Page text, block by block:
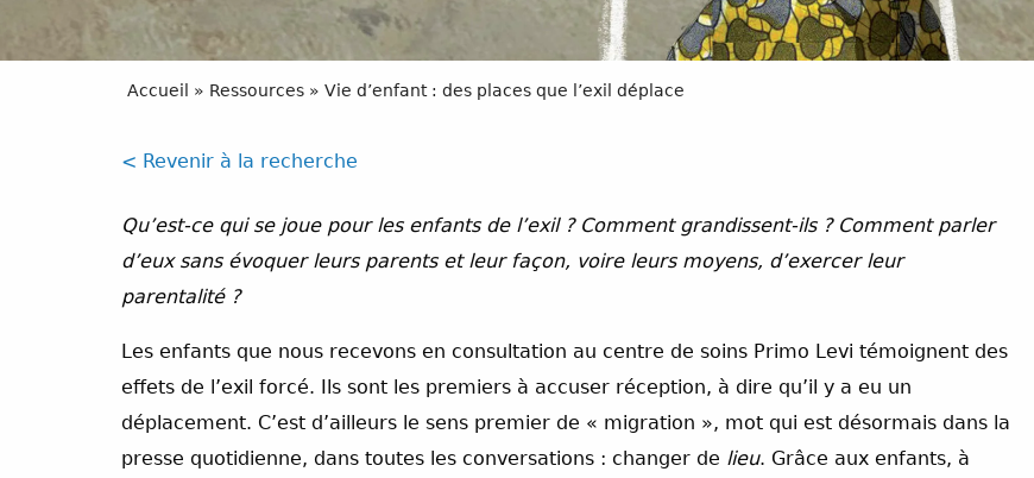
Accueil » Ressources » Vie d’enfant : des places que l’exil déplace
< Revenir à la recherche
Qu’est-ce qui se joue pour les enfants de l’exil ? Comment grandissent-ils ? Comment parler
d’eux sans évoquer leurs parents et leur façon, voire leurs moyens, d’exercer leur
parentalité ?
Les enfants que nous recevons en consultation au centre de soins Primo Levi témoignent des
effets de l’exil forcé. Ils sont les premiers à accuser réception, à dire qu’il y a eu un
déplacement. C’est d’ailleurs le sens premier de « migration », mot qui est désormais dans la
presse quotidienne, dans toutes les conversations : changer de lieu. Grâce aux enfants, à